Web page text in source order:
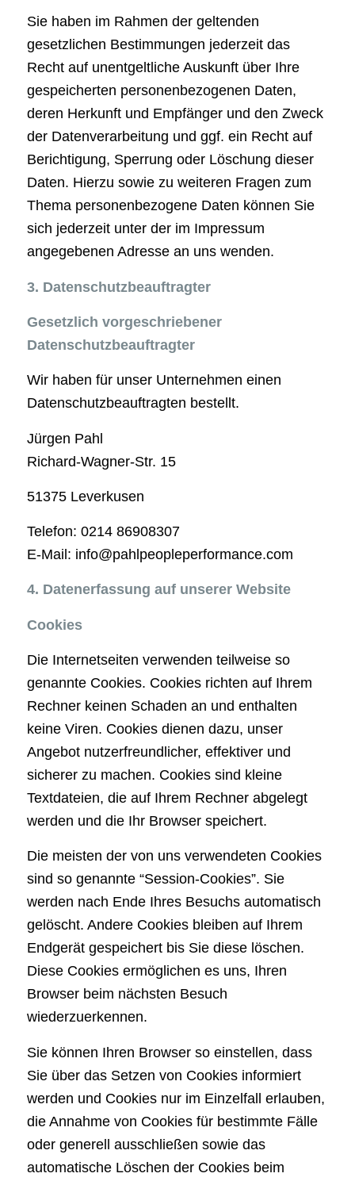
Sie haben im Rahmen der geltenden
gesetzlichen Bestimmungen jederzeit das
Recht auf unentgeltliche Auskunft über Ihre
gespeicherten personenbezogenen Daten,
deren Herkunft und Empfänger und den Zweck
der Datenverarbeitung und ggf. ein Recht auf
Berichtigung, Sperrung oder Löschung dieser
Daten. Hierzu sowie zu weiteren Fragen zum
Thema personenbezogene Daten können Sie
sich jederzeit unter der im Impressum
angegebenen Adresse an uns wenden.
3. Datenschutzbeauftragter
Gesetzlich vorgeschriebener
Datenschutzbeauftragter
Wir haben für unser Unternehmen einen
Datenschutzbeauftragten bestellt.
Jürgen Pahl
Richard-Wagner-Str. 15
51375 Leverkusen
Telefon: 0214 86908307
E-Mail: info@pahlpeopleperformance.com
4. Datenerfassung auf unserer Website
Cookies
Die Internetseiten verwenden teilweise so
genannte Cookies. Cookies richten auf Ihrem
Rechner keinen Schaden an und enthalten
keine Viren. Cookies dienen dazu, unser
Angebot nutzerfreundlicher, effektiver und
sicherer zu machen. Cookies sind kleine
Textdateien, die auf Ihrem Rechner abgelegt
werden und die Ihr Browser speichert.
Die meisten der von uns verwendeten Cookies
sind so genannte “Session-Cookies”. Sie
werden nach Ende Ihres Besuchs automatisch
gelöscht. Andere Cookies bleiben auf Ihrem
Endgerät gespeichert bis Sie diese löschen.
Diese Cookies ermöglichen es uns, Ihren
Browser beim nächsten Besuch
wiederzuerkennen.
Sie können Ihren Browser so einstellen, dass
Sie über das Setzen von Cookies informiert
werden und Cookies nur im Einzelfall erlauben,
die Annahme von Cookies für bestimmte Fälle
oder generell ausschließen sowie das
automatische Löschen der Cookies beim